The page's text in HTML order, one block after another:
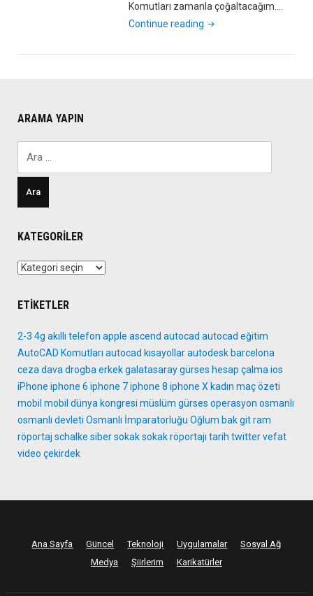
Komutları zamanla çoğaltacağım.…
Continue reading "AutoCAD
#2"
ARAMA YAPIN
KATEGORILER
Kategoriler
ETIKETLER
2-3 4g akıllı telefon apple ascend autocad autocad eğitim
AutoCAD Komutları autocad kısayollarautodesk barcelona
ceza dava drogba erkekgalatasaraygürses hesap çalma ios
iPhone iphone 6 iphone 7iphone 8 iphone X kadın maç özeti
mobil mobil dünya kongresi müslüm gürses operasyon osmanlı
osmanlı devleti Osmanlı İmparatorluğu Oğlum bak gitram
röportaj schalke sibersokaksokak röportajı tarih twittervefat
video çekirdek
Ana Sayfa Güncel Teknoloji Uygulamalar
Sosyal Ağ
Medya
Şiirlerim Karikatürler